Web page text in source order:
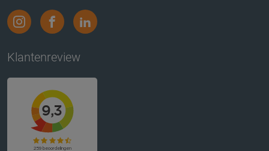
Klantenreview